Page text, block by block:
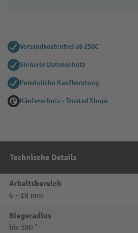
Versandkostenfrei ab 250€
Sicherer Datenschutz
Persönliche Kaufberatung
Käuferschutz - Trusted Shops
Technische Details
Arbeitsbereich
6 - 18 mm
Biegeradius
bis 180 °